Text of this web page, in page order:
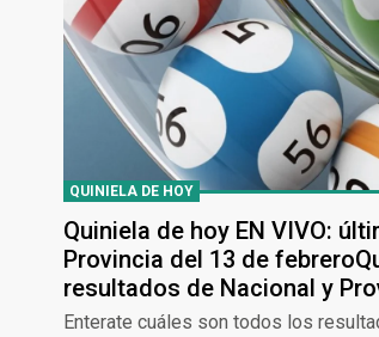
QUINIELA DE HOY
Quiniela de hoy EN VIVO:
Provincia del 13 de
resultados de Nacional y
Enterate cuáles son todos los